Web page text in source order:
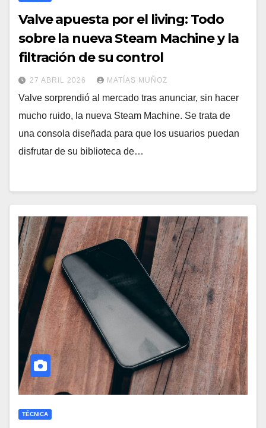
Valve apuesta por el living: Todo
sobre la nueva Steam Machine y la
filtración de su control
27 ABRIL 2026 MATÍAS MUÑOZ
Valve sorprendió al mercado tras anunciar, sin hacer
mucho ruido, la nueva Steam Machine. Se trata de
una consola diseñada para que los usuarios puedan
disfrutar de su biblioteca de…
TÉCNICA